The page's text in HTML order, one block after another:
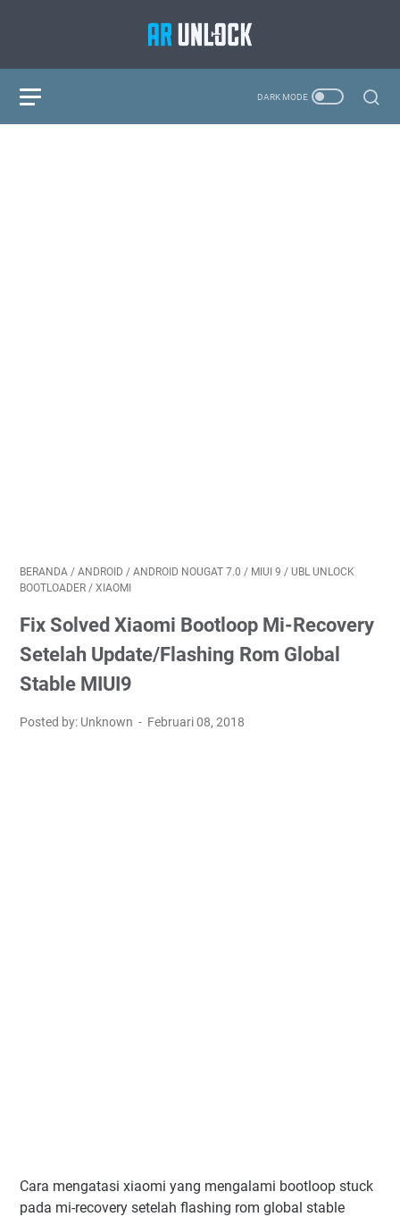
BERANDA / ANDROID / ANDROID NOUGAT 7.0 / MIUI 9 / UBL UNLOCK
BOOTLOADER / XIAOMI
Fix Solved Xiaomi Bootloop Mi-Recovery
Setelah Update/Flashing Rom Global
Stable MIUI9
Posted by: Unknown Februari 08, 2018
Cara mengatasi xiaomi yang mengalami bootloop stuck
pada mi-recovery setelah flashing rom global stable